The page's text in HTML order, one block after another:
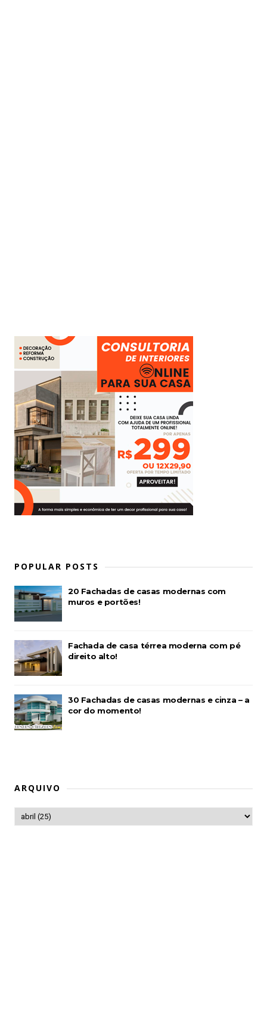
POPULAR POSTS
20 Fachadas de casas modernas com
muros e portões!
Fachada de casa térrea moderna com pé
direito alto!
30 Fachadas de casas modernas e cinza – a
cor do momento!
ARQUIVO